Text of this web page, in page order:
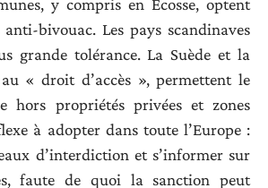
y compris en Écosse, optent
bivouac. Les pays scandinaves
grande tolérance. La Suède et la
« droit d’accès », permettent le
hors propriétés privées et zones
à adopter dans toute l’Europe :
d’interdiction et s’informer sur
faute de quoi la sanction peut